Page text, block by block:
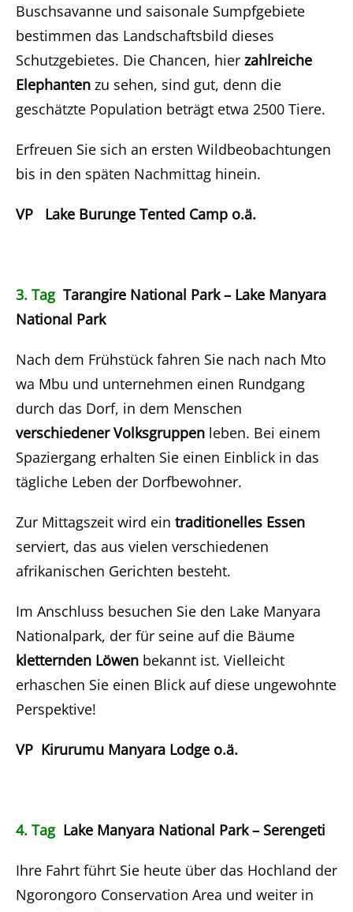
Buschsavanne und saisonale Sumpfgebiete
bestimmen das Landschaftsbild dieses
Schutzgebietes. Die Chancen, hier zahlreiche
Elephanten zu sehen, sind gut, denn die
geschätzte Population beträgt etwa 2500 Tiere.
Erfreuen Sie sich an ersten Wildbeobachtungen
bis in den späten Nachmittag hinein.
VP Lake Burunge Tented Camp o.ä.
3. Tag Tarangire National Park – Lake Manyara
National Park
Nach dem Frühstück fahren Sie nach nach Mto
wa Mbu und unternehmen einen Rundgang
durch das Dorf, in dem Menschen
verschiedener Volksgruppen leben. Bei einem
Spaziergang erhalten Sie einen Einblick in das
tägliche Leben der Dorfbewohner.
Zur Mittagszeit wird ein traditionelles Essen
serviert, das aus vielen verschiedenen
afrikanischen Gerichten besteht.
Im Anschluss besuchen Sie den Lake Manyara
Nationalpark, der für seine auf die Bäume
kletternden Löwen bekannt ist. Vielleicht
erhaschen Sie einen Blick auf diese ungewohnte
Perspektive!
VP Kirurumu Manyara Lodge o.ä.
4. TagLake Manyara National Park– Serengeti
Ihre Fahrt führt Sie heute über das Hochland der
Ngorongoro Conservation Area und weiter in